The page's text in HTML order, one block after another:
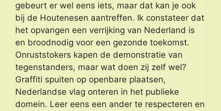
gebeurt er wel eens iets, maar dat kan je ook
bij de Houtenesen aantreffen. Ik constateer dat
het opvangen een verrijking van Nederland is
en broodnodig voor een gezonde toekomst.
Onruststokers kapen de demonstratie van
tegenstanders, maar wat doen zij zelf wel?
Graffiti spuiten op openbare plaatsen,
Nederlandse vlag onteren in het publieke
domein. Leer eens een ander te respecteren en